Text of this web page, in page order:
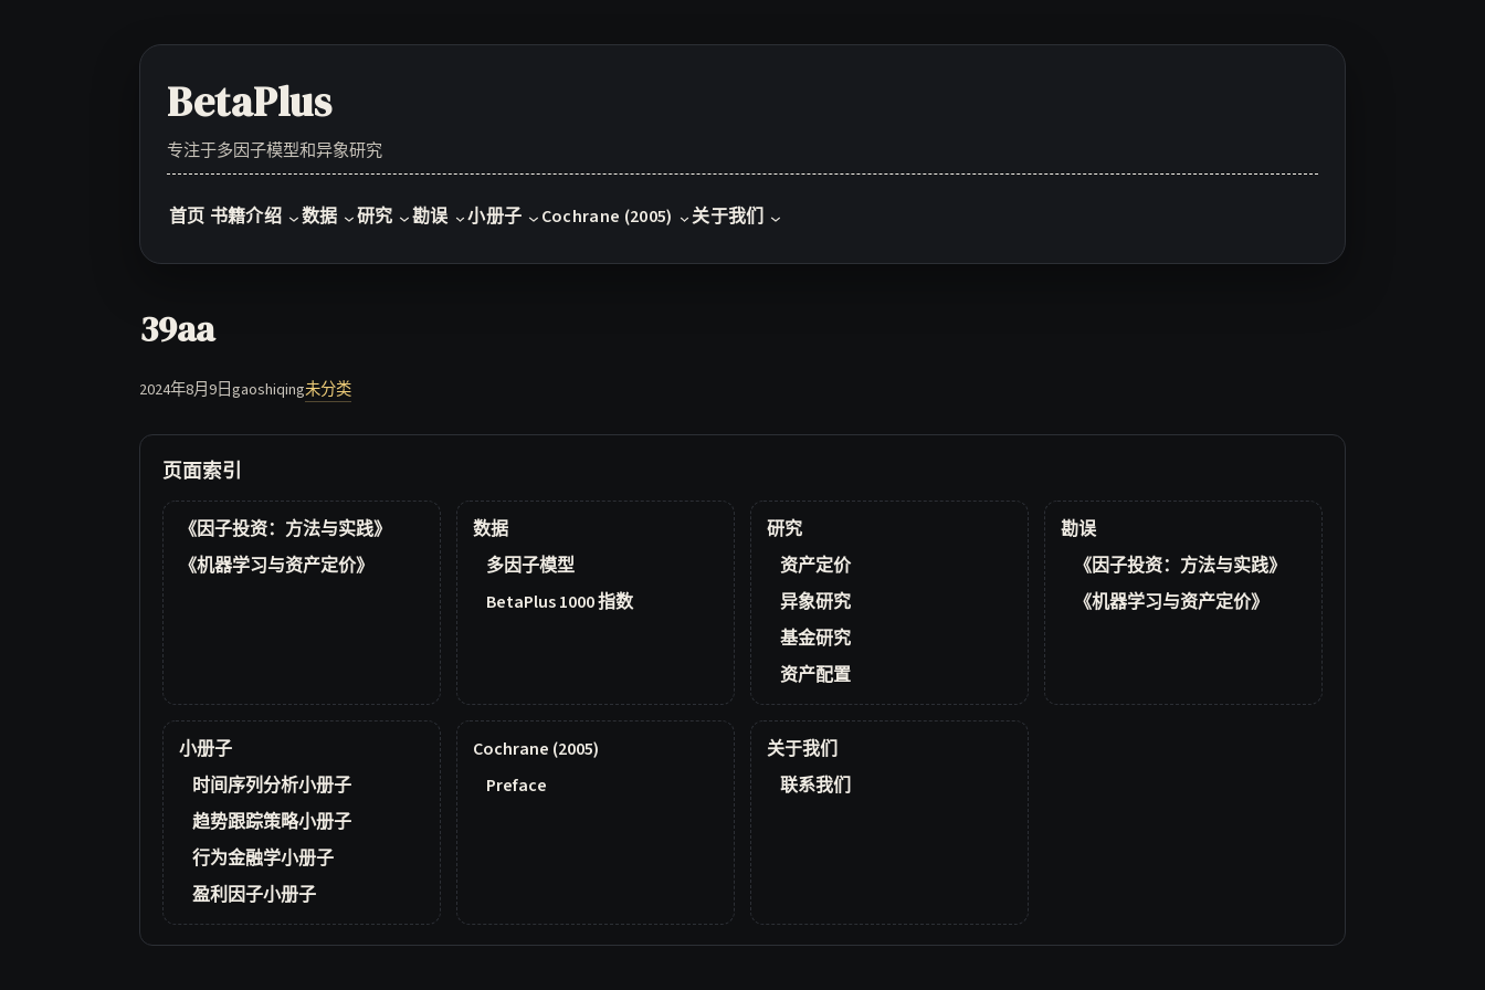
BetaPlus
专注于多因子模型和异象研究
首页 书籍介绍 数据 研究 勘误 小册子 Cochrane (2005) 关于我们
39aa
2024年8月9日gaoshiqing未分类
页面索引
《因子投资：方法与实践》
《机器学习与资产定价》
数据
多因子模型
BetaPlus 1000 指数
研究
资产定价
异象研究
基金研究
资产配置
勘误
《因子投资：方法与实践》
《机器学习与资产定价》
小册子
时间序列分析小册子
趋势跟踪策略小册子
行为金融学小册子
盈利因子小册子
Cochrane (2005)
Preface
关于我们
联系我们